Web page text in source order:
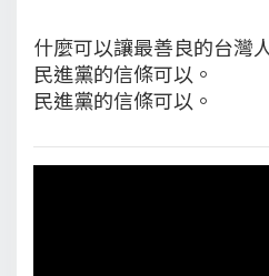
什麼可以讓最善良的台灣
民進黨的信條可以。
民進黨的信條可以。